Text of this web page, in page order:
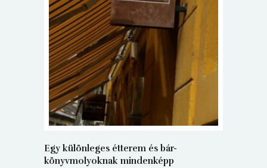
Egy különleges étterem és bár-
könyvmolyoknak mindenképp